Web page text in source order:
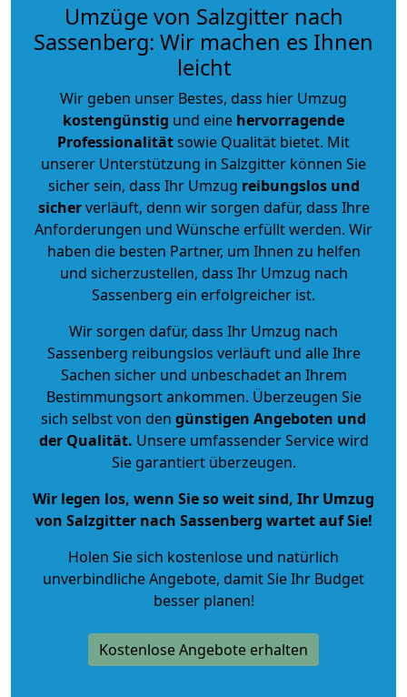
Umzüge von Salzgitter nach
Sassenberg: Wir machen es Ihnen
leicht
Wir geben unser Bestes, dass hier Umzug
kostengünstig und eine hervorragende
Professionalitätsowie Qualität bietet. Mit
unserer Unterstützung in Salzgitter können Sie
sicher sein, dass Ihr Umzug reibungslos und
sicherverläuft, denn wir sorgen dafür, dass Ihre
Anforderungen und Wünsche erfüllt werden. Wir
haben die besten Partner, um Ihnen zu helfen
und sicherzustellen, dass Ihr Umzug nach
Sassenberg ein erfolgreicher ist.
Wir sorgen dafür, dass Ihr Umzug nach
Sassenberg reibungslos verläuft und alle Ihre
Sachen sicher und unbeschadet an Ihrem
Bestimmungsort ankommen. Überzeugen Sie
sich selbst von den günstigen Angeboten und
der Qualität. Unsere umfassender Service wird
Sie garantiert überzeugen.
Wir legen los, wenn Sie so weit sind, Ihr Umzug
von Salzgitter nach Sassenberg wartet auf Sie!
Holen Sie sich kostenlose und natürlich
unverbindliche Angebote, damit Sie Ihr Budget
besser planen!
Kostenlose Angebote erhalten